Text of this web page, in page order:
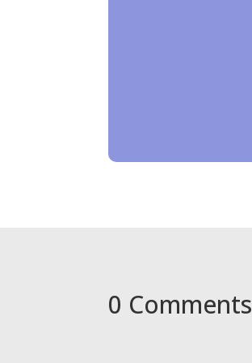
0 Comments